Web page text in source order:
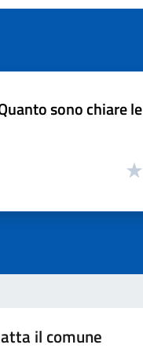
sono chiare
il comune